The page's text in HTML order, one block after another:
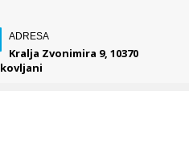
ADRESA
Kralja Zvonimira 9, 10370